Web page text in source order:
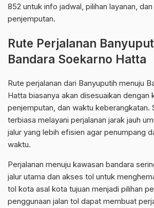
852 untuk info jadwal, pilihan layanan,
penjemputan.
Rute Perjalanan
Bandara Soekarno Hatta
Rute perjalanan dari Banyuputih menuju
Hatta biasanya akan disesuaikan dengan
penjemputan, dan waktu keberangkatan.
terbiasa melayani perjalanan jarak jauh
jalur yang lebih efisien agar penumpang
waktu.
Perjalanan menuju kawasan bandara
jalur utama dan akses tol untuk
tol kota asal kota tujuan menjadi pilihan
penggunaan jalan tol dapat membuat